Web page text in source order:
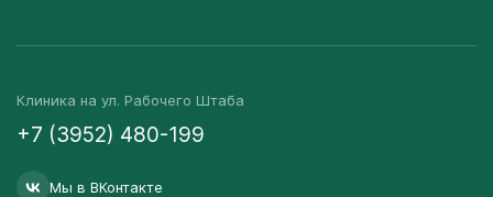
Клиника на ул. Рабочего Штаба
+7 (3952) 480-199
Мы в ВКонтакте